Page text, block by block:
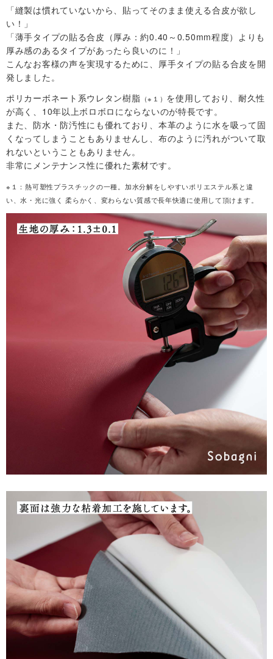
約
お
問
い
合
わ
マ
ト
マ
プ
取
扱
「縫製は慣れていないから、貼ってそのまま使える合皮が欲し
い！」
「薄手タイプの貼る合皮（厚み：約0.40～0.50mm程度）よりも
厚み感のあるタイプがあったら良いのに！」
こんなお客様の声を実現するために、厚手タイプの貼る合皮を開
発しました。
ポリカーボネート系ウレタン樹脂 （※１） を使用しており、耐久性
が高く、10年以上ボロボロにならないのが特長です。
また、防水・防汚性にも優れており、本革のように水を吸って固
くなってしまうこともありませんし、布のように汚れがついて取
れないということもありません。
非常にメンテナンス性に優れた素材です。
※１：熱可塑性プラスチックの一種。加水分解をしやすいポリエステル系と違
い、水・光に強く 柔らかく、変わらない質感で長年快適に使用して頂けます。